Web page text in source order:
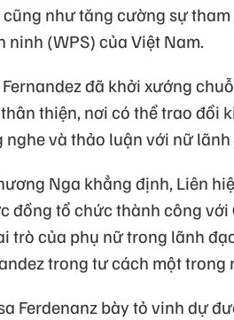
như tăng cường sự
ninh (WPS) của Việt Nam.
đã khởi xướng
thiện, nơi có thể trao đổi
nghe và thảo luận với nữ
Nga khẳng định, Liên
đồng tổ chức thành công
trò của phụ nữ trong lãnh
trong tư cách một trong
Ferdenanz bày tỏ vinh dự